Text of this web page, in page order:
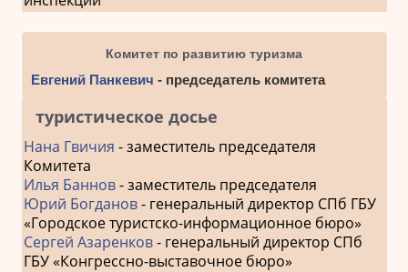
Комитет по развитию туризма
Евгений Панкевич - председатель комитета
туристическое досье
Нана Гвичия - заместитель председателя
Комитета
Илья Баннов- заместитель председателя
Юрий Богданов- генеральный директор СПб ГБУ
«Городское туристско-информационное бюро»
Сергей Азаренков- генеральный директор СПб
ГБУ «Конгрессно-выставочное бюро»